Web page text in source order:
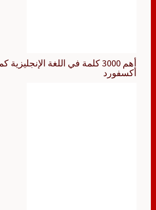
أهم 3000 كلمة في اللغة الإنجليزية
أكسفورد